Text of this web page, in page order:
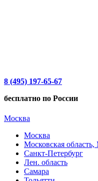
8 (495) 197-65-67
бесплатно по России
Москва
Москва
Московская
Санкт-Петербург
Лен. область
Самара